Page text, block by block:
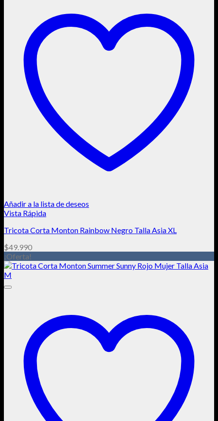
Añadir a la lista de deseos
Vista Rápida
Tricota Corta Monton Rainbow Negro Talla Asia XL
$49.990
¡Oferta!